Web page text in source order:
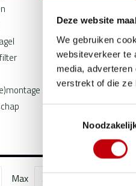
Deze website
We gebruiken
websiteverkeer te
media,
verstrekt of die ze
Max